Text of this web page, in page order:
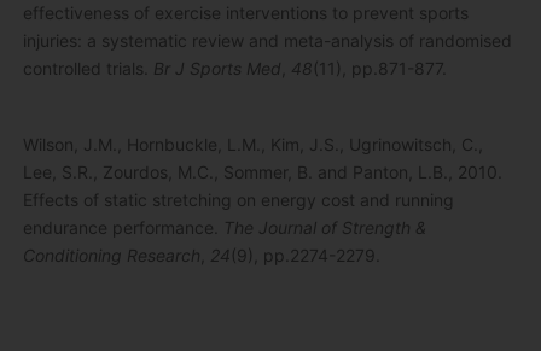
effectiveness of exercise interventions to prevent sports
injuries: a systematic review and meta-analysis of randomised
controlled trials. Br J Sports Med 48(11), pp.871-877.
Wilson, J.M., Hornbuckle, L.M., Kim, J.S., Ugrinowitsch, C.,
Lee, S.R., Zourdos, M.C., Sommer, B. and Panton, L.B., 2010.
Effects of static stretching on energy cost and running
endurance performance.
The Journal of Strength &
Conditioning Research
24(9), pp.2274-2279.